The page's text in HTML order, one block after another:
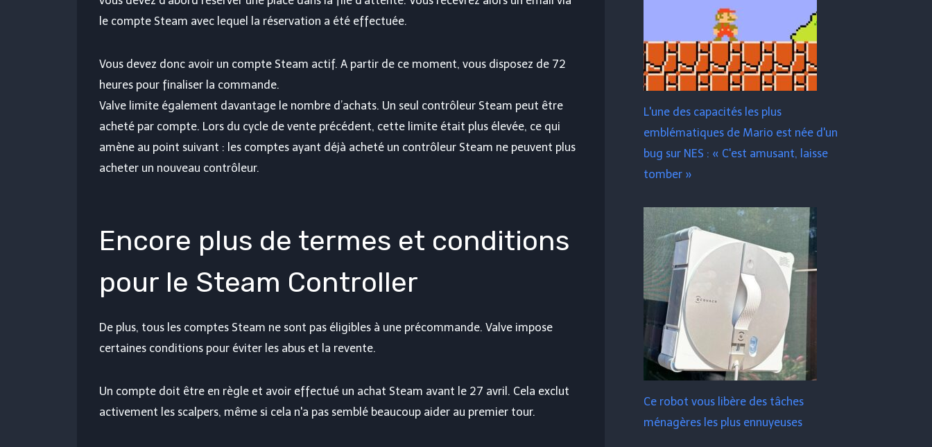
le compte Steam avec lequel la réservation a été effectuée.
Vous devez donc avoir un compte Steam actif. A partir de ce moment, vous disposez de 72
heures pour finaliser la commande.
Valve limite également davantage le nombre d’achats. Un seul contrôleur Steam peut être
acheté par compte. Lors du cycle de vente précédent, cette limite était plus élevée, ce qui
amène au point suivant : les comptes ayant déjà acheté un contrôleur Steam ne peuvent plus
acheter un nouveau contrôleur.
Encore plus de termes et conditions
pour le Steam Controller
De plus, tous les comptes Steam ne sont pas éligibles à une précommande. Valve impose
certaines conditions pour éviter les abus et la revente.
Un compte doit être en règle et avoir effectué un achat Steam avant le 27 avril. Cela exclut
activement les scalpers, même si cela n'a pas semblé beaucoup aider au premier tour.
L'une des capacités les plus
emblématiques de Mario est née d'un
bug sur NES : « C'est amusant, laisse
tomber »
Ce robot vous libère des tâches
ménagères les plus ennuyeuses